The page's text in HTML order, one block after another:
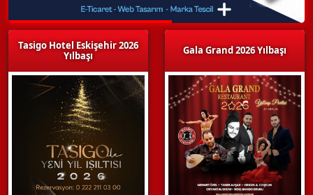
Tasigo Hotel Eskişehir 2026
Yılbaşı
Gala Grand 2026 Yılbaşı